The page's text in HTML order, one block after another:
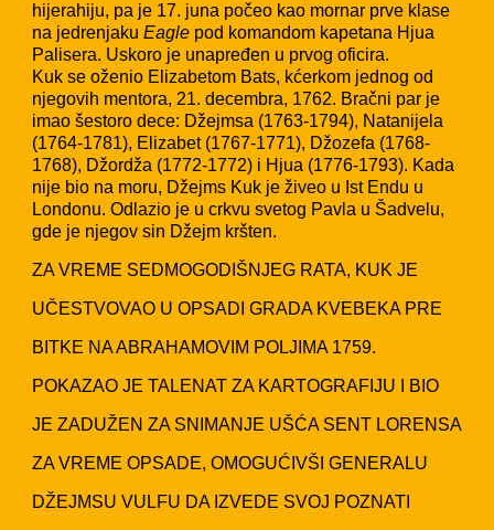
hijerahiju, pa je 17. juna počeo kao mornar prve klase
na jedrenjakuEagle pod komandom kapetana Hjua
Palisera. Uskoro je unapređen u prvog oficira.
Kuk se oženio Elizabetom Bats, kćerkom jednog od
njegovih mentora, 21. decembra, 1762. Bračni par je
imao šestoro dece: Džejmsa (1763-1794), Natanijela
(1764-1781), Elizabet (1767-1771), Džozefa (1768-
1768), Džordža (1772-1772) i Hjua (1776-1793). Kada
nije bio na moru, Džejms Kuk je živeo u Ist Endu u
Londonu. Odlazio je u crkvu svetog Pavla u Šadvelu,
gde je njegov sin Džejm kršten.
ZA VREME SEDMOGODIŠNJEG RATA, KUK JE
UČESTVOVAO U OPSADI GRADA KVEBEKA PRE
BITKE NA ABRAHAMOVIM POLJIMA 1759.
POKAZAO JE TALENAT ZA KARTOGRAFIJU I BIO
JE ZADUŽEN ZA SNIMANJE UŠĆA SENT LORENSA
ZA VREME OPSADE, OMOGUĆIVŠI GENERALU
DŽEJMSU VULFU DA IZVEDE SVOJ POZNATI